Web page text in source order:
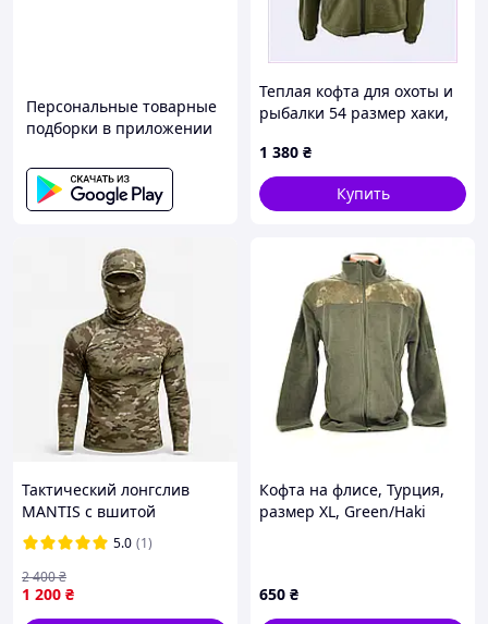
Персональные товарные
подборки в приложении
Теплая кофта для охоты и
рыбалки 54 размер хаки,
1 380 ₴
Купить
Тактический лонгслив
MANTIS с вшитой
балаклавой для ношения
под бронежилет.
5.0 (1)
1 200 ₴
2 400₴
Кофта на флисе, Турция,
размер XL, Green/Haki
650 ₴